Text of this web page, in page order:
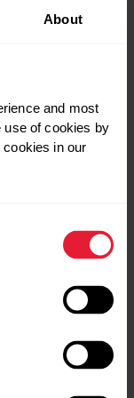
About
and most
use of cookies by
in our